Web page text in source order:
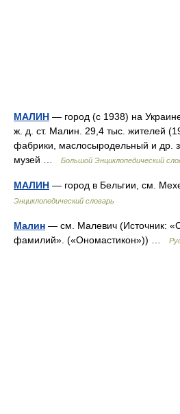
МАЛИН — город (с 1938) на
ж. д. ст. Малин. 29,4 тыс. жителей
фабрики, маслосыродельный и др.
музей …
Большой Энциклопедический
МАЛИН — город в Бельгии, см.
Энциклопедический словарь
Малин — см. Малевич (Источник:
фамилий». («Ономастикон»)) …